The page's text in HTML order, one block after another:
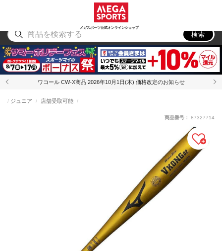
メガスポーツ公式オンラインショップ
アウトドア
検索
ワコール CW-X商品 2026年10月1日(木) 価格改定のお知らせ
ジュニア 店舗受取可能
商品番号： 87327714